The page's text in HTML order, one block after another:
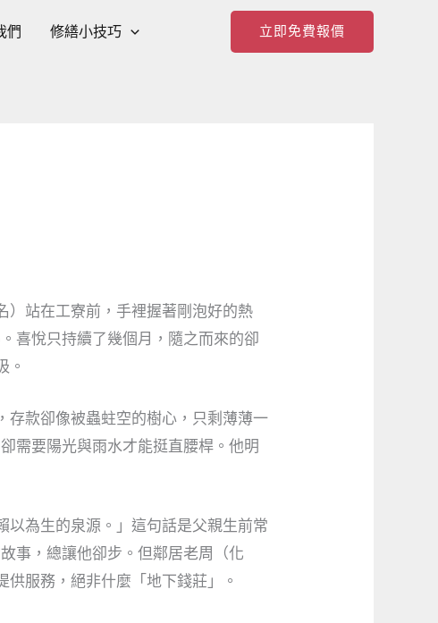
們 修繕小技巧 立即免費報價
）站在工寮前，手裡握著剛泡好的熱
喜悅只持續了幾個月，隨之而來的卻
。
存款卻像被蟲蛀空的樹心，只剩薄薄一
需要陽光與雨水才能挺直腰桿。他明
以為生的泉源。」這句話是父親生前常
事，總讓他卻步。但鄰居老周（化
服務，絕非什麼「地下錢莊」。